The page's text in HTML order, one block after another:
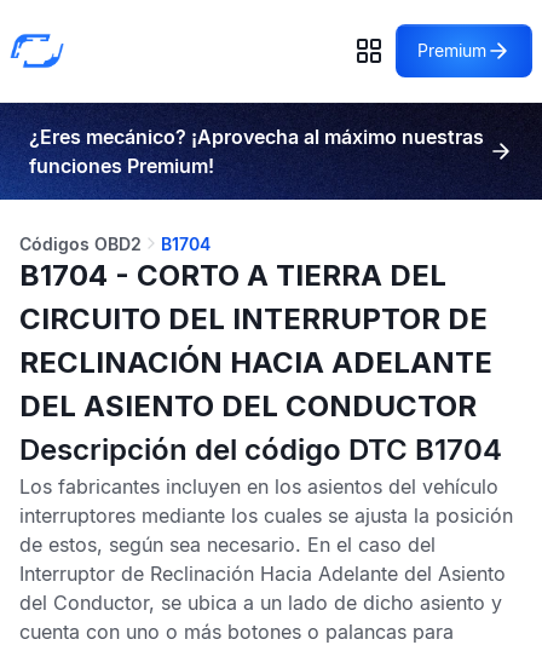
Premium
¿Eres mecánico? ¡Aprovecha al máximo nuestras
funciones Premium!
Códigos OBD2 B1704
B1704 - CORTO A TIERRA DEL
CIRCUITO DEL INTERRUPTOR DE
RECLINACIÓN HACIA ADELANTE
DEL ASIENTO DEL CONDUCTOR
Descripción del código DTC B1704
Los fabricantes incluyen en los asientos del vehículo
interruptores mediante los cuales se ajusta la posición
de estos, según sea necesario. En el caso del
Interruptor de Reclinación Hacia Adelante del Asiento
del Conductor, se ubica a un lado de dicho asiento y
cuenta con uno o más botones o palancas para